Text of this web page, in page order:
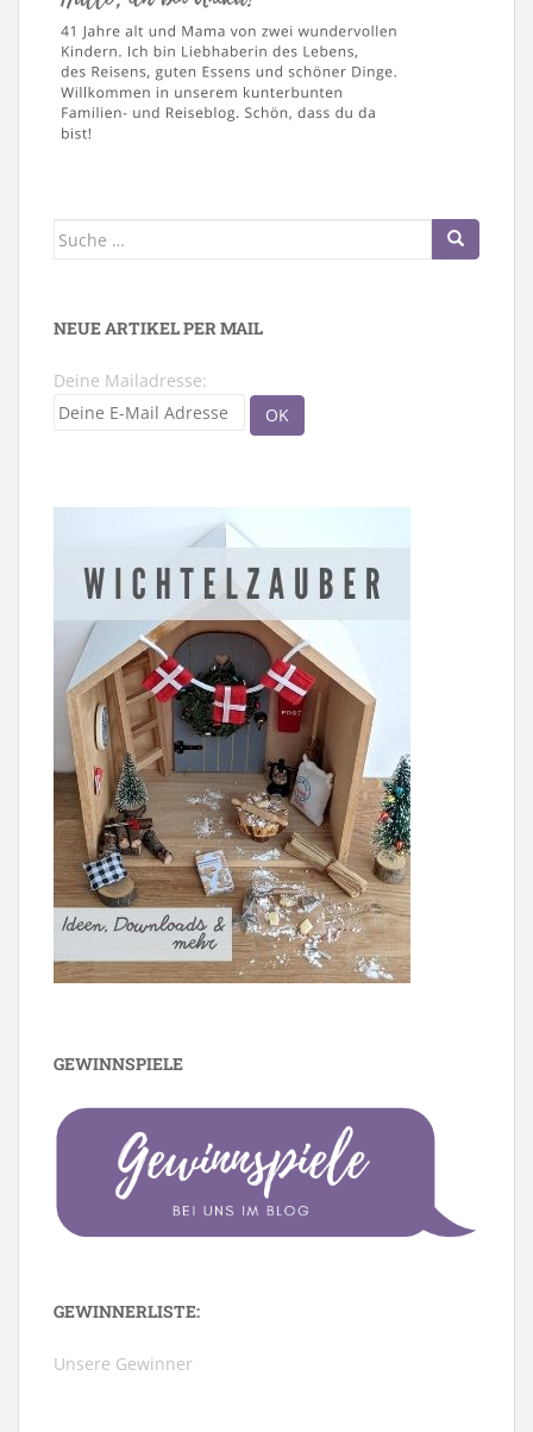
Suche
NEUE ARTIKEL PER MAIL
Deine Mailadresse:
GEWINNSPIELE
GEWINNERLISTE:
Unsere Gewinner